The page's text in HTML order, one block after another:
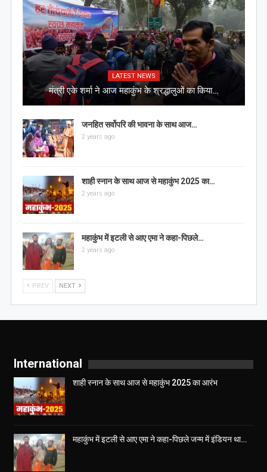
LATEST NEWS
मंत्री एके शर्मा ने आज महाकुंभ के श्रद्धालुओं का किया…
जनहित सर्वोपरि की भावना के साथ आज…
2 years ago
शाही स्नान के साथ आज से महाकुंभ 2025 का…
2 years ago
महाकुंभ में इटली से आए एमा ने कहा-पिछले…
2 years ago
PREV NEXT
International
शाही स्नान के साथ आज से महाकुंभ 2025 का आरंभ
महाकुंभ में इटली से आए एमा ने कहा-पिछले जन्म में इंडियन था…